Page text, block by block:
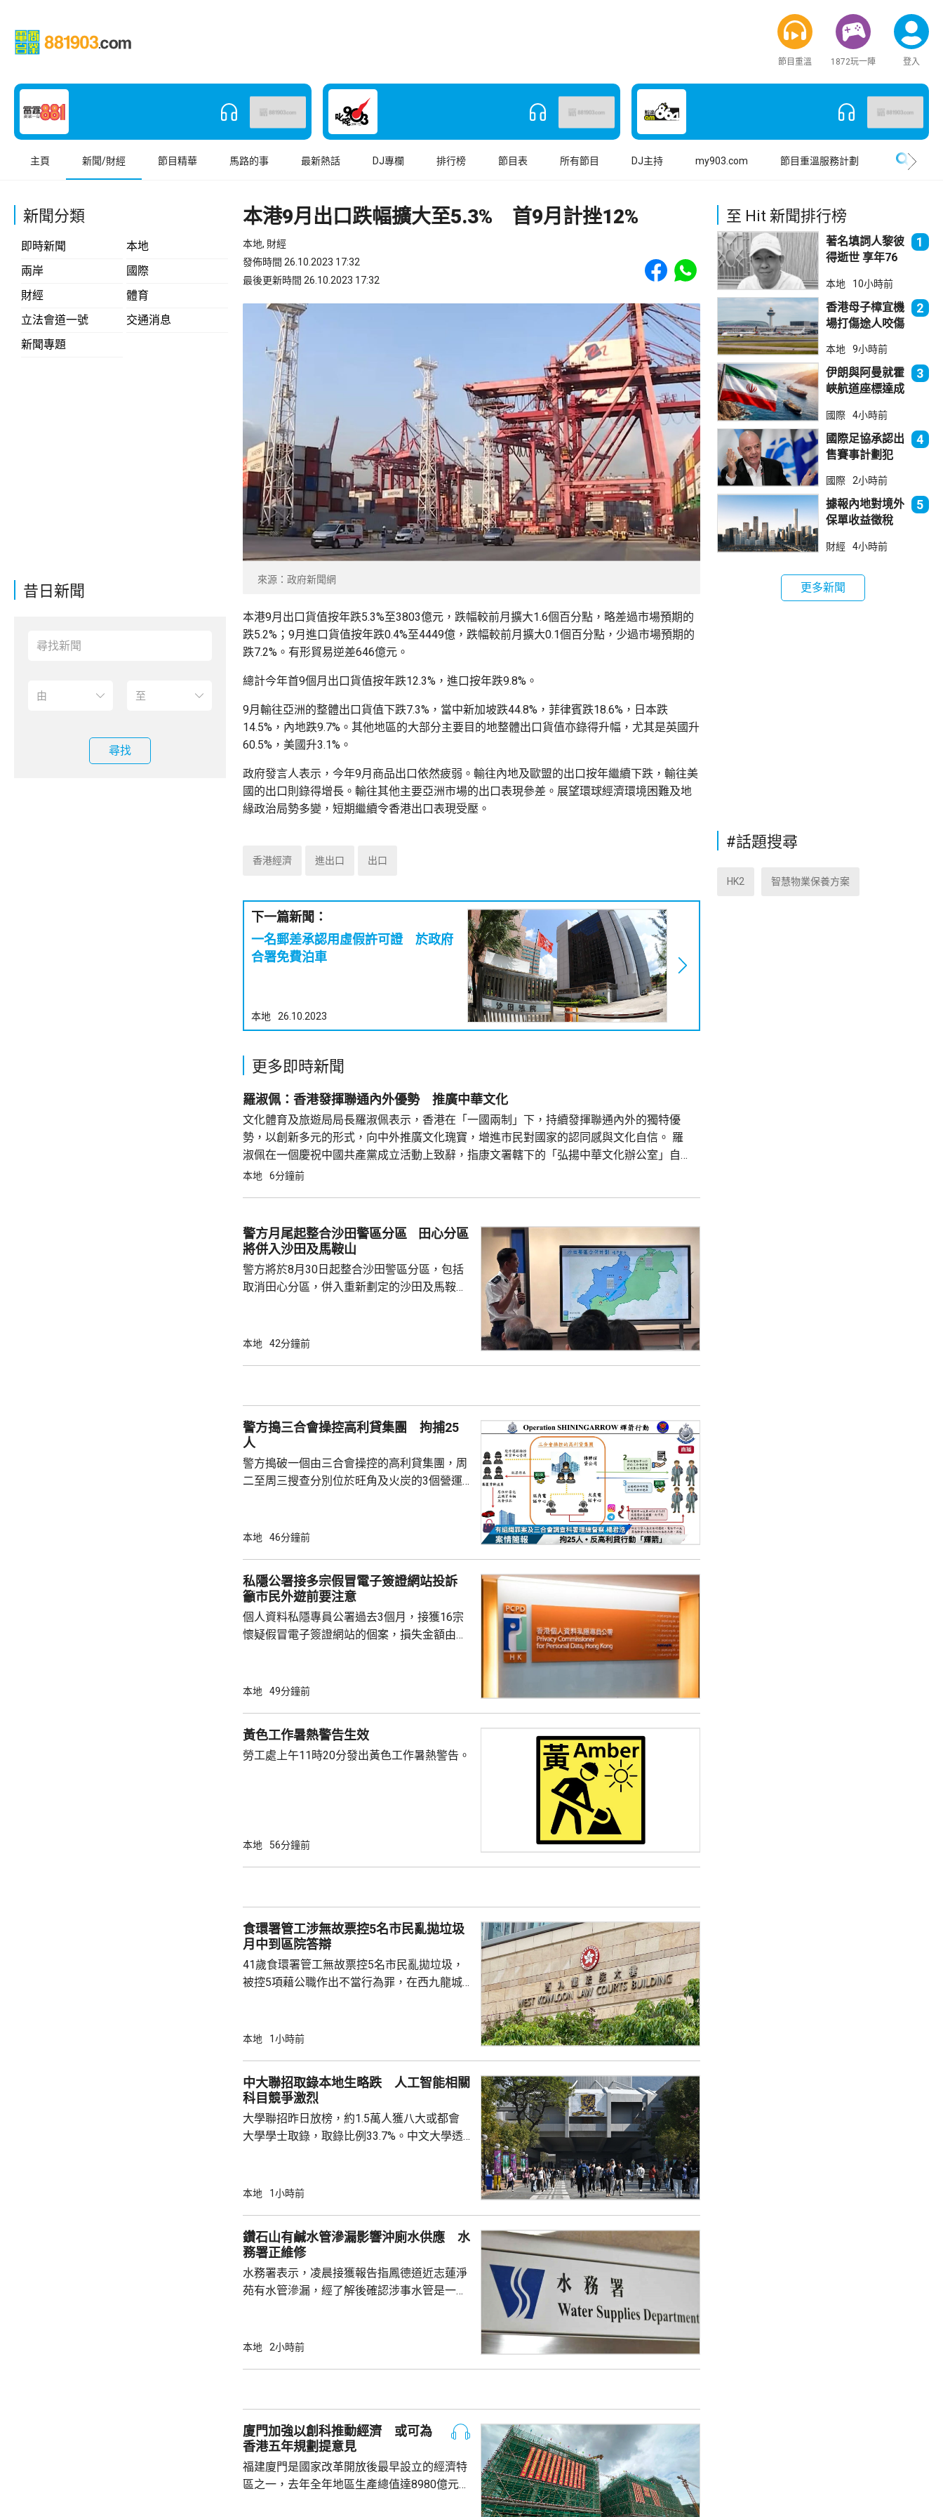
節目重溫 1872玩一陣 登入
主頁 新聞/財經 節目精華 馬路的事 最新熱話 DJ專欄 排行榜 節目表 所有節目 DJ主持 my903.com 節目重溫服務計劃
新聞分類
即時新聞
本地
兩岸
國際
財經
體育
立法會道一號
交通消息
新聞專題
昔日新聞
尋找
本港9月出口跌幅擴大至5.3% 首9月計挫12%
本地, 財經
發佈時間 26.10.2023 17:32
最後更新時間 26.10.2023 17:32
Share to Facebook
Share to WhatsApp
來源：政府新聞網
本港9月出口貨值按年跌5.3%至3803億元，跌幅較前月擴大1.6個百分點，略差過市場預期的
跌5.2%；9月進口貨值按年跌0.4%至4449億，跌幅較前月擴大0.1個百分點，少過市場預期的
跌7.2%。有形貿易逆差646億元。
總計今年首9個月出口貨值按年跌12.3%，進口按年跌9.8%。
9月輸往亞洲的整體出口貨值下跌7.3%，當中新加坡跌44.8%，菲律賓跌18.6%，日本跌
14.5%，內地跌9.7%。其他地區的大部分主要目的地整體出口貨值亦錄得升幅，尤其是英國升
60.5%，美國升3.1%。
政府發言人表示，今年9月商品出口依然疲弱。輸往內地及歐盟的出口按年繼續下跌，輸往美
國的出口則錄得增長。輸往其他主要亞洲市場的出口表現參差。展望環球經濟環境困難及地
緣政治局勢多變，短期繼續令香港出口表現受壓。
香港經濟 進出口 出口
下一篇新聞：
一名郵差承認用虛假許可證 於政府
合署免費泊車
本地 26.10.2023
更多即時新聞
羅淑佩：香港發揮聯通內外優勢 推廣中華文化
文化體育及旅遊局局長羅淑佩表示，香港在「一國兩制」下，持續發揮聯通內外的獨特優
勢，以創新多元的形式，向中外推廣文化瑰寶，增進市民對國家的認同感與文化自信。 羅
淑佩在一個慶祝中國共產黨成立活動上致辭，指康文署轄下的「弘揚中華文化辦公室」自
2024年4月成立以來，舉辦中國通識系列展覽及非物質文化遺產旗艦項目，而以「傳奇」為
本地 6分鐘前
警方月尾起整合沙田警區分區 田心分區
將併入沙田及馬鞍山
警方將於8月30日起整合沙田警區分區，包括
取消田心分區，併入重新劃定的沙田及馬鞍山
保留在沙田分區內。 警方指，重新界定兩個分
迅速應對。而田心警署日後會作其他用途，不
過，整合後會暫時保留報案室，服務時...
本地 42分鐘前
警方搗三合會操控高利貸集團 拘捕25
人
警方搗破一個由三合會操控的高利貸集團，周
二至周三搜查分別位於旺角及火炭的3個營運
方指，集團一年間向約2000人放債超過2億
三合會社團以持牌信貸公司作掩護，以免入息
審查作招徠，吸引市民借貸。借貸過程會收取
高昂利息及手續費，其中...
本地 46分鐘前
私隱公署接多宗假冒電子簽證網站投訴
籲市民外遊前要注意
個人資料私隱專員公署過去3個月，接獲16宗
懷疑假冒電子簽證網站的個案，損失金額由
不少市民會自行在網上申請旅遊簽證，但在搜
終亦沒有獲發電子簽證。 鍾麗玲指，騙徒可以
利用取得的個人資料再進行詐騙，甚至聯絡受
本地 49分鐘前
黃色工作暑熱警告生效
勞工處上午11時20分發出黃色工作暑熱警告。
本地 56分鐘前
食環署管工涉無故票控5名市民亂拋垃圾
月中到區院答辯
41歲食環署管工無故票控5名市民亂拋垃圾，
被控5項藉公職作出不當行為罪，在西九龍城
案發時為食環署深水埗區環境衞生辦事處轄下
告票未有妥善送達，部分人被票控時甚至不在
港，令他們被追討罰款、遭通緝和拘捕。
本地 1小時前
中大聯招取錄本地生略跌 人工智能相關
科目競爭激烈
大學聯招昨日放榜，約1.5萬人獲八大或都會
大學學士取錄，取錄比例33.7%。中文大學透
100人，指現時學額中，八成經聯招取錄，認
工智能及金融科技等行業，工程學的競爭亦較
激烈。 劉善雅又指，非本地生申請入學人數增
加兩成，其中國際生申請提...
本地 1小時前
鑽石山有鹹水管滲漏影響沖廁水供應 水
務署正維修
水務署表示，凌晨接獲報告指鳳德道近志蓮淨
苑有水管滲漏，經了解後確認涉事水管是一條
力進行維修，並會盡快完成有關的水管維修工
本地 2小時前
廈門加強以創科推動經濟 或可為
香港五年規劃提意見
福建廈門是國家改革開放後最早設立的經濟特
區之一，去年全年地區生產總值達8980億元人
至 Hit 新聞排行榜
著名填詞人黎彼
得逝世 享年76
1
本地 10小時前
香港母子樟宜機
場打傷途人咬傷
法院判囚
2
本地 9小時前
伊朗與阿曼就霍
峽航道座標達成
部分途經伊朗領
海
3
國際 4小時前
國際足協承認出
售賽事計劃犯
持恩芬天奴
4
國際 2小時前
據報內地對境外
保單收益徵稅
倫敦股價急跌
5
財經 4小時前
更多新聞
#話題搜尋
HK2 智慧物業保養方案